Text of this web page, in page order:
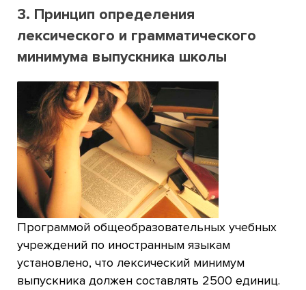
3. Принцип определения
лексического и грамматического
минимума выпускника школы
Программой общеобразовательных учебных
учреждений по иностранным языкам
установлено, что лексический минимум
выпускника должен составлять 2500 единиц.